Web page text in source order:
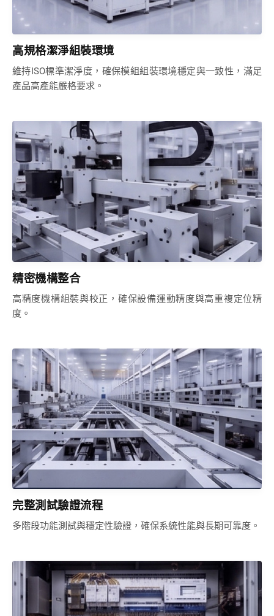
高規格潔淨組裝環境
維持ISO標準潔淨度，確保模組組裝環境穩定與一致性，滿足
產品高產能嚴格要求。
精密機構整合
高精度機構組裝與校正，確保設備運動精度與高重複定位精
度。
完整測試驗證流程
多階段功能測試與穩定性驗證，確保系統性能與長期可靠度。